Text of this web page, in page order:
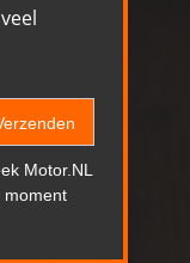
Motor.NL
moment